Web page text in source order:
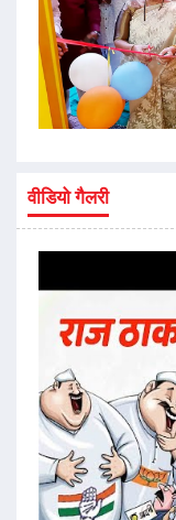
वीडियो गैलरी